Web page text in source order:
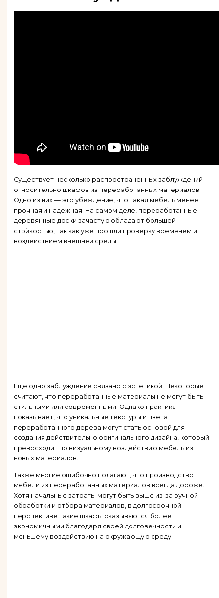
Существует несколько распространенных заблуждений
относительно шкафов из переработанных материалов.
Одно из них — это убеждение, что такая мебель менее
прочная и надежная. На самом деле, переработанные
деревянные доски зачастую обладают большей
стойкостью, так как уже прошли проверку временем и
воздействием внешней среды.
Еще одно заблуждение связано с эстетикой. Некоторые
считают, что переработанные материалы не могут быть
стильными или современными. Однако практика
показывает, что уникальные текстуры и цвета
переработанного дерева могут стать основой для
создания действительно оригинального дизайна, который
превосходит по визуальному воздействию мебель из
новых материалов.
Также многие ошибочно полагают, что производство
мебели из переработанных материалов всегда дороже.
Хотя начальные затраты могут быть выше из-за ручной
обработки и отбора материалов, в долгосрочной
перспективе такие шкафы оказываются более
экономичными благодаря своей долговечности и
меньшему воздействию на окружающую среду.